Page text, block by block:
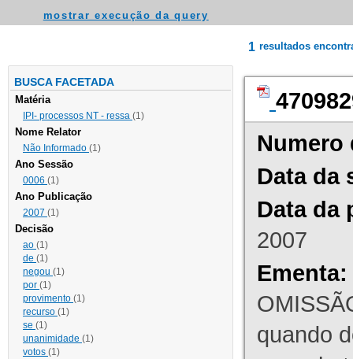
mostrar execução da query
BUSCA FACETADA
Matéria
IPI- processos NT - ressa (1)
Nome Relator
Não Informado (1)
Ano Sessão
0006 (1)
Ano Publicação
2007 (1)
Decisão
ao (1)
de (1)
negou (1)
por (1)
provimento (1)
recurso (1)
se (1)
unanimidade (1)
votos (1)
1 resultados
Numero
Data da
Data da
2007
Ementa:
quando